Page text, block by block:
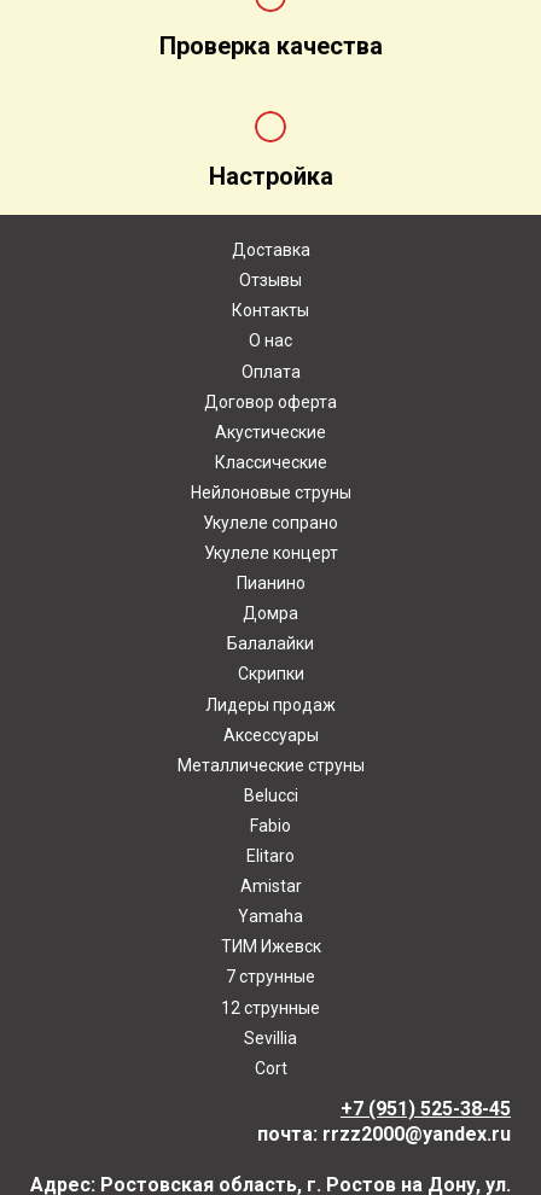
Проверка качества
Настройка
Доставка
Отзывы
Контакты
О нас
Оплата
Договор оферта
Акустические
Классические
Нейлоновые струны
Укулеле сопрано
Укулеле концерт
Пианино
Домра
Балалайки
Скрипки
Лидеры продаж
Аксессуары
Металлические струны
Belucci
Fabio
Elitaro
Amistar
Yamaha
ТИМ Ижевск
7 струнные
12 струнные
Sevillia
Cort
+7 (951) 525-38-45
почта: rrzz2000@yandex.ru
Адрес: Ростовская область, г. Ростов на Дону, ул.